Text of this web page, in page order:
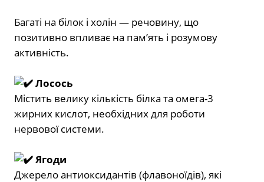
Багаті на білок і холін — речовину, що
позитивно впливає на пам’ять і розумову
активність.
Лосось
Містить велику кількість білка та омега-3
жирних кислот, необхідних для роботи
нервової системи.
Ягоди
Джерело антиоксидантів (флавоноїдів), які